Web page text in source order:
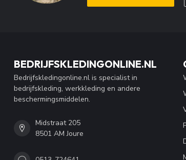
BEDRIJFSKLEDINGONLINE.NL
Bedrijfskledingonline.nl is specialist in
bedrijfskleding, werkkleding en andere
beschermingsmiddelen.
Midstraat 205
8501 AM Joure